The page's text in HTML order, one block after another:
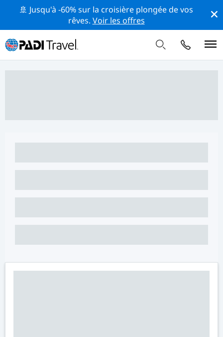
🚢 Jusqu'à -60% sur la croisière plongée de vos
rêves. Voir les offres